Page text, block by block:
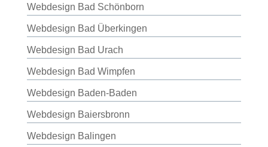
Webdesign Bad Schönborn
Webdesign Bad Überkingen
Webdesign Bad Urach
Webdesign Bad Wimpfen
Webdesign Baden-Baden
Webdesign Baiersbronn
Webdesign Balingen